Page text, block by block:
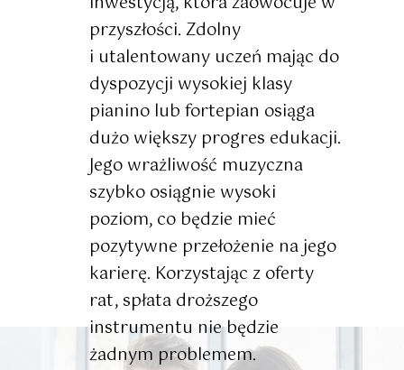
przyszłości. Zdolny
i utalentowany uczeń mając do
dyspozycji wysokiej klasy
pianino lub fortepian osiąga
dużo większy progres edukacji.
Jego wrażliwość muzyczna
szybko osiągnie wysoki
poziom, co będzie mieć
pozytywne przełożenie na jego
karierę. Korzystając z oferty
rat, spłata droższego
instrumentu nie będzie
żadnym problemem.